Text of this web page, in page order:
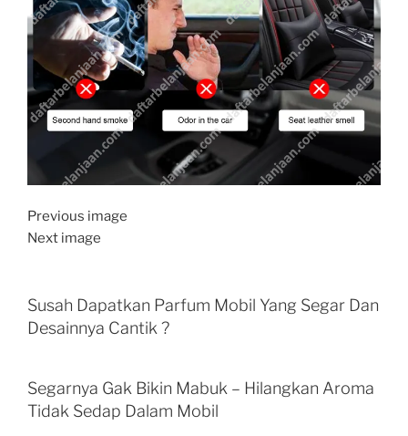
Previous image
Next image
Susah Dapatkan Parfum Mobil Yang Segar Dan
Desainnya Cantik ?
Segarnya Gak Bikin Mabuk – Hilangkan Aroma
Tidak Sedap Dalam Mobil